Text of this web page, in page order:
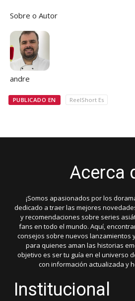
Sobre o Autor
andre
PUBLICADO EN ReelShort Es
Acerca
¡Somos apasionados por los
dedicado a traer las mejores
y recomendaciones sobre series
fans en todo el mundo. Aquí,
consejos sobre nuevos lanzamientos
para quienes aman las historias
objetivo es ser tu guía en el universo
con información actualizada y
Institucional